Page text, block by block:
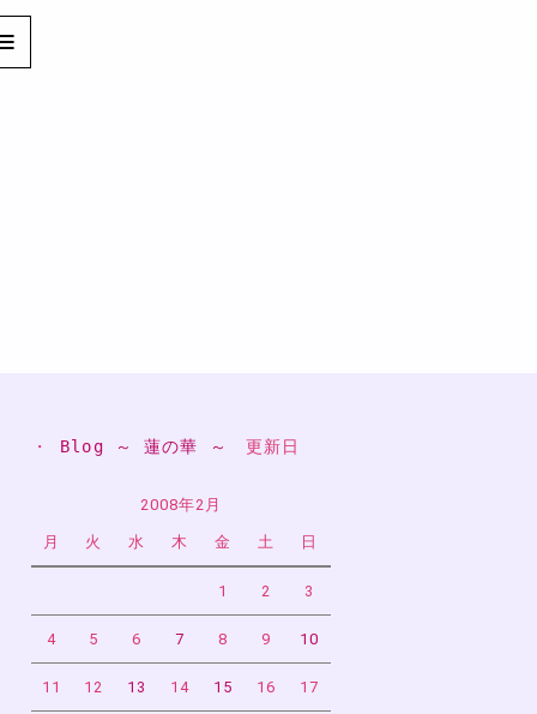
・ Blog ～ 蓮の華 ～ 更新日
2008年2月
月 火 水 木 金 土 日
1 2 3
4 5 6 7 8 9 10
11 12 13 14 15 16 17